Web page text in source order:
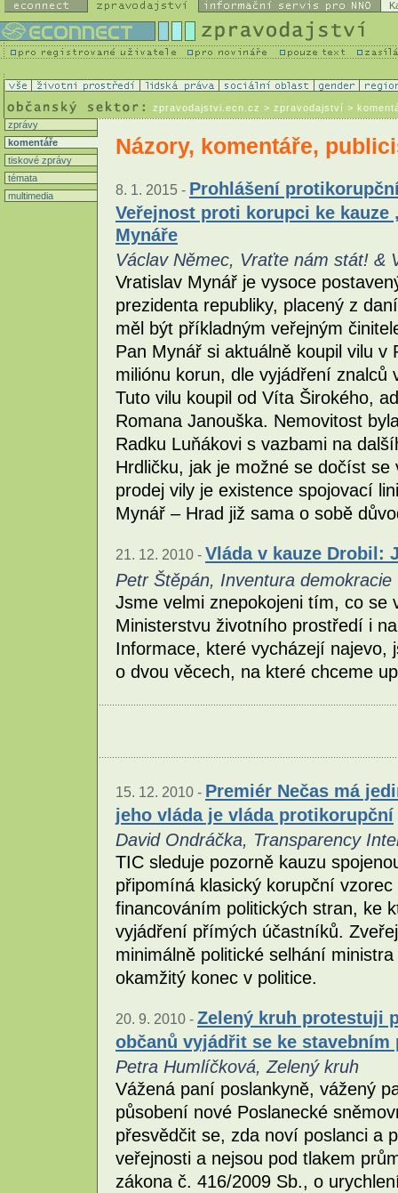
zpravodajstvi.ecn.cz > zpravodajství >
zprávy
komentáře
tiskové zprávy
témata
multimedia
Názory, komentáře,
8. 1. 2015 - Prohlášení
Veřejnost proti korupci ke kauze
Mynáře
Václav Němec, Vraťte nám stát! &
Vratislav Mynář je vysoce
prezidenta republiky, placený z
měl být příkladným veřejným
Pan Mynář si aktuálně koupil vilu
miliónu korun, dle vyjádření
Tuto vilu koupil od Víta Širokého,
Romana Janouška. Nemovitost
Radku Luňákovi s vazbami na
Hrdličku, jak je možné se dočíst
prodej vily je existence spojovací
Mynář – Hrad již sama o sobě
21. 12. 2010 - Vláda v kauze Drobil:
Petr Štěpán, Inventura demokracie
Jsme velmi znepokojeni tím, co se
Ministerstvu životního prostředí i
Informace, které vycházejí najevo,
o dvou věcech, na které chceme
15. 12. 2010 - Premiér Nečas má
jeho vláda je vláda protikorupční
David Ondráčka, Transparency
TIC sleduje pozorně kauzu
připomíná klasický korupční
financováním politických stran, ke
vyjádření přímých účastníků.
minimálně politické selhání
okamžitý konec v politice.
20. 9. 2010 - Zelený kruh protestuji
občanů vyjádřit se ke stavebním
Petra Humlíčková, Zelený kruh
Vážená paní poslankyně, vážený
působení nové Poslanecké
přesvědčit se, zda noví poslanci a
veřejnosti a nejsou pod tlakem
zákona č. 416/2009 Sb., o